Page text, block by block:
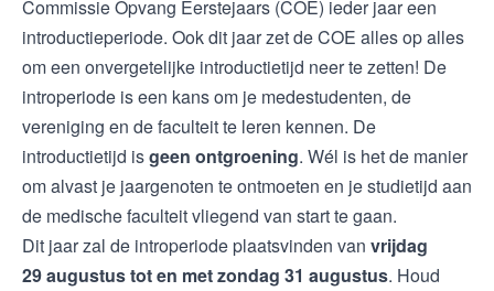
Commissie Opvang Eerstejaars (COE) ieder jaar een
introductieperiode. Ook dit jaar zet de COE alles op alles
om een onvergetelijke introductietijd neer te zetten! De
introperiode is een kans om je medestudenten, de
vereniging en de faculteit te leren kennen. De
introductietijd isgeen ontgroening. Wél is het de manier
om alvast je jaargenoten te ontmoeten en je studietijd aan
de medische faculteit vliegend van start te gaan.
Dit jaar zal de introperiode plaatsvinden van vrijdag
29 augustus tot en met zondag 31 augustus. Houd